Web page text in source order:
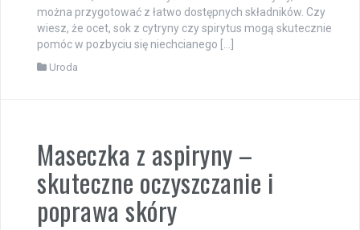
można przygotować z łatwo dostępnych składników. Czy
wiesz, że ocet, sok z cytryny czy spirytus mogą skutecznie
pomóc w pozbyciu się niechcianego […]
Uroda
Maseczka z aspiryny –
skuteczne oczyszczanie i
poprawa skóry